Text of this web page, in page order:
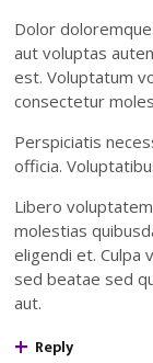
Dolor
aut voluptas
est. Voluptatum
consectetur
Perspiciatis
officia.
Libero
molestias
eligendi et. Culpa
sed beatae sed
aut.
Reply